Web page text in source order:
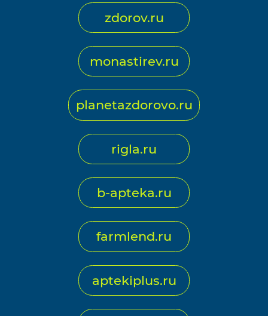
zdorov.ru
monastirev.ru
planetazdorovo.ru
rigla.ru
b-apteka.ru
farmlend.ru
aptekiplus.ru